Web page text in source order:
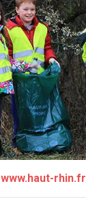
www.haut-rhin.fr